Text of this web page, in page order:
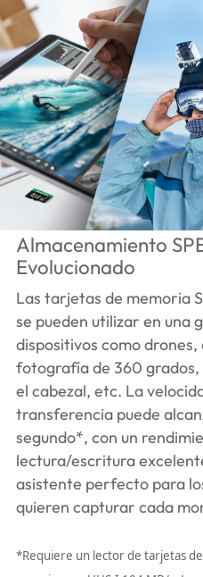
Almacenamiento
Evolucionado
Las tarjetas de memoria
se pueden utilizar en una
dispositivos como
fotografía de 360 grados,
el cabezal, etc. La
transferencia puede
segundo*, con un
lectura/escritura
asistente perfecto para
quieren capturar cada
*Requiere un lector de tarjetas